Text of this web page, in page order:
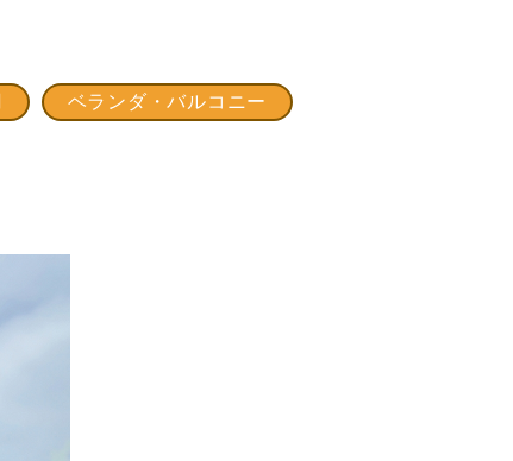
ベランダ・バルコニー